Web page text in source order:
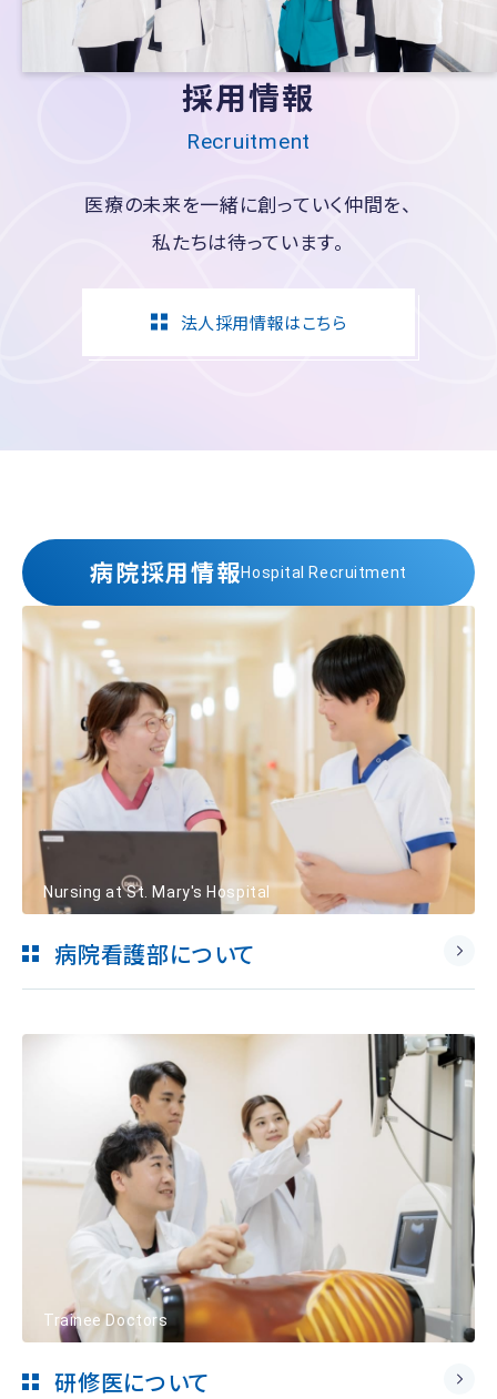
採用情報
Recruitment
医療の未来を一緒に創っていく仲間を、
私たちは待っています。
法人採用情報はこちら
病院採用情報Hospital Recruitment
Nursing at St. Mary's Hospital
病院看護部について
Trainee Doctors
研修医について